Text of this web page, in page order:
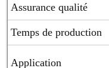
Assurance qualité
Temps de production
Application